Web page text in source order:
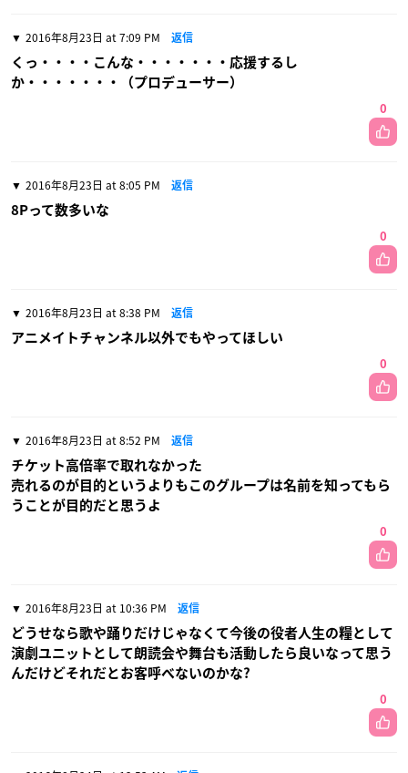
2016年8月23日 at 7:09 PM 返信
くっ・・・・こんな・・・・・・・応援するし
か・・・・・・・（プロデューサー）
0
2016年8月23日 at 8:05 PM 返信
8Pって数多いな
0
2016年8月23日 at 8:38 PM 返信
アニメイトチャンネル以外でもやってほしい
0
2016年8月23日 at 8:52 PM 返信
チケット高倍率で取れなかった
売れるのが目的というよりもこのグループは名前を知ってもら
うことが目的だと思うよ
0
2016年8月23日 at 10:36 PM 返信
どうせなら歌や踊りだけじゃなくて今後の役者人生の糧として
演劇ユニットとして朗読会や舞台も活動したら良いなって思う
んだけどそれだとお客呼べないのかな?
0